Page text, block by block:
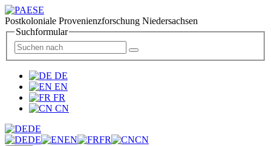
Postkoloniale Provenienzforschung Niedersachsen
Suchformular
DE
EN
FR
CN
DE
DE
EN FR CN